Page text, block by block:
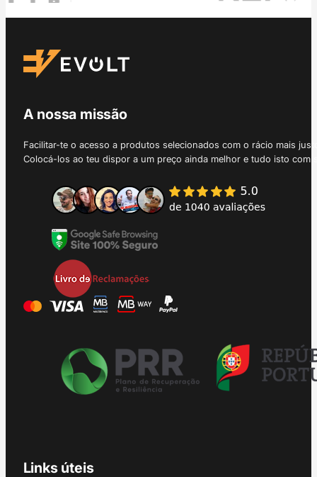
A nossa missão
Facilitar-te o acesso a produtos selecionados com o rácio mais
Colocá-los ao teu dispor a um preço ainda melhor e tudo isto
Links úteis